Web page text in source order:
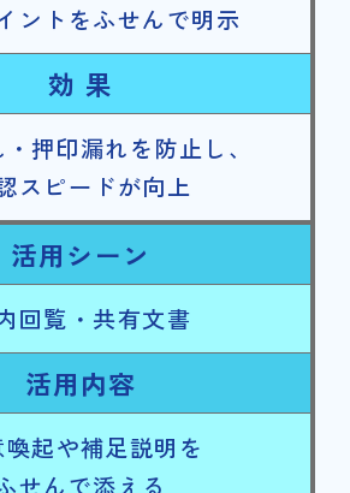
ントをふせんで明示
効 果
押印漏れを防止し、
スピードが向上
活用シーン
回覧・共有文書
活用内容
喚起や補足説明を
せんで添える